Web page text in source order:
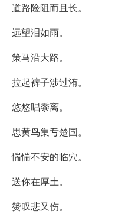
道路险阻而且长。
远望泪如雨。
策马沿大路。
拉起裤子涉过洧。
悠悠唱黍离。
思黄鸟集亐楚国。
惴惴不安的临穴。
送你在厚土。
赞叹悲又伤。